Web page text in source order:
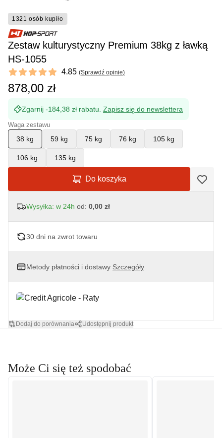
1321 osób kupiło
Zestaw kulturystyczny Premium 38kg z ławką
HS-1055
Reviews
4.85 out of 5 stars 4.85 (Sprawdź opinie)
878,00 zł
Zgarnij -184,38 zł rabatu. Zapisz się do newslettera
Waga zestawu
38 kg 59 kg 75 kg 76 kg 105 kg
106 kg 135 kg
Do koszyka
Wysyłka: w 24h od: 0,00 zł
30 dni na zwrot towaru
Metody płatności i dostawy Szczegóły
Dodaj do porównania Udostępnij produkt
Może Ci się też spodobać